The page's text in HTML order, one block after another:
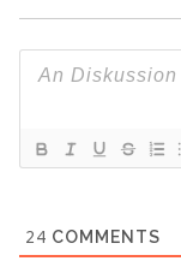
24 COMMENTS